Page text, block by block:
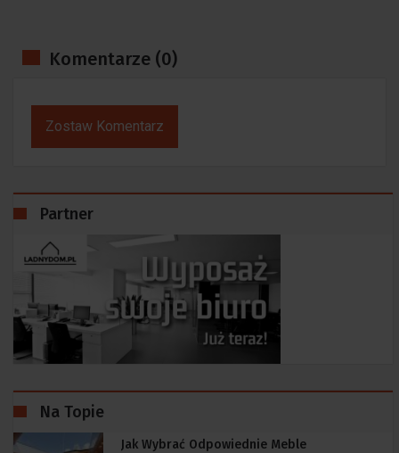
Komentarze (0)
Zostaw Komentarz
Partner
Na Topie
Jak Wybrać Odpowiednie Meble